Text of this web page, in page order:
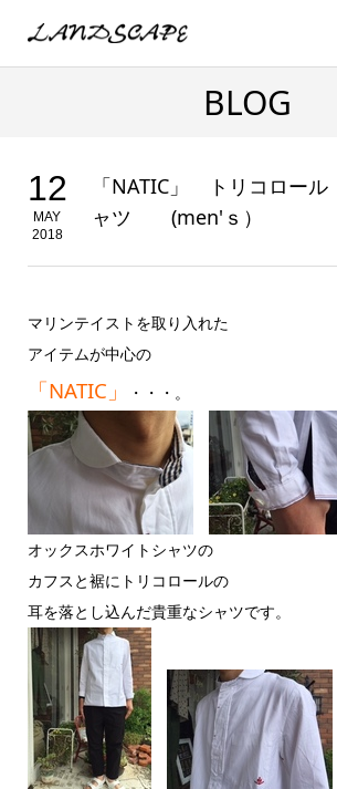
BLOG
12
MAY
2018
「NATIC」 トリコロー
ャツ (men'ｓ）
マリンテイストを取り入れた
アイテムが中心の
「NATIC」 ・・・。
オックスホワイトシャツの
カフスと裾にトリコロールの
耳を落とし込んだ貴重なシャツです。